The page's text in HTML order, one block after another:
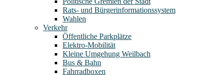
Rats- und Bürgerinformationssystem
Wahlen
Verkehr
Öffentliche Parkplätze
Elektro-Mobilität
Kleine Umgehung Weilbach
Bus & Bahn
Fahrradboxen